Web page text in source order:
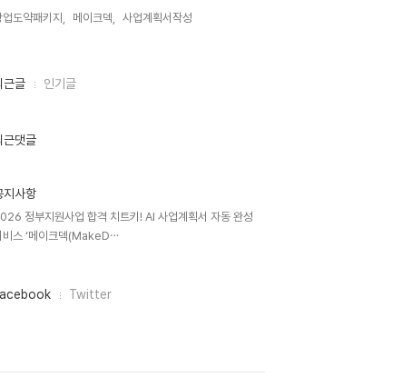
업도약패키지,
메이크덱, 사업계획서작성,
근글 인기글
근댓글
지사항
정부지원사업 합격 치트키! AI 사업계획서 자동 완성
비스 ‘메이크덱(MakeD⋯
Twitter